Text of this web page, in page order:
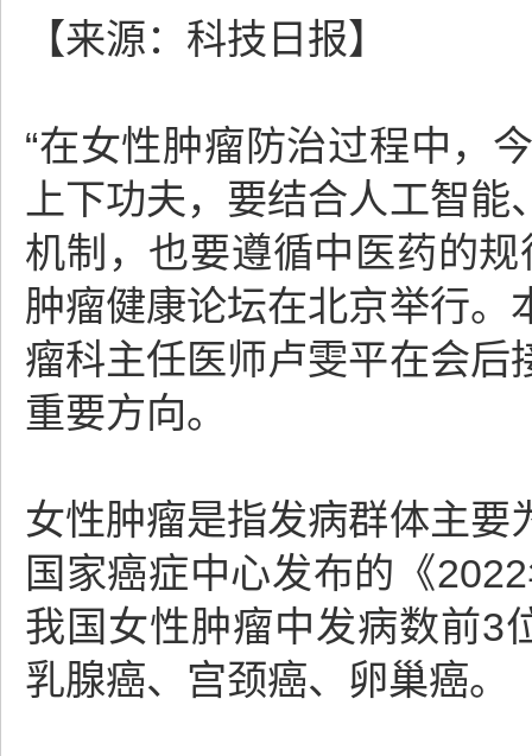
【来源：科技日报】
“在女性肿瘤防治过程中，
上下功夫，要结合人工智
机制，也要遵循中医药的
肿瘤健康论坛在北京举行。
瘤科主任医师卢雯平在会后
重要方向。
女性肿瘤是指发病群体主要
国家癌症中心发布的《
我国女性肿瘤中发病数前3
乳腺癌、宫颈癌、卵巢癌。